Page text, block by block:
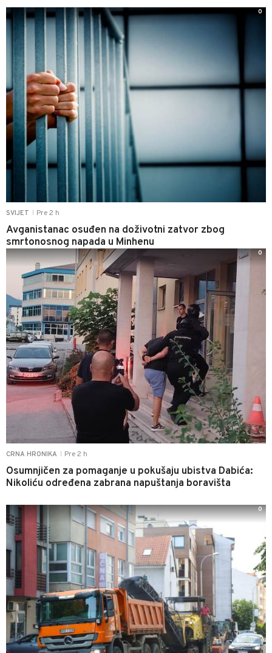
SVIJET Pre 2 h
Avganistanac osuđen na doživotni zatvor zbog
smrtonosnog napada u Minhenu
0
CRNA HRONIKA Pre 2 h
Osumnjičen za pomaganje u pokušaju ubistva Dabića:
Nikoliću određena zabrana napuštanja boravišta
0
0